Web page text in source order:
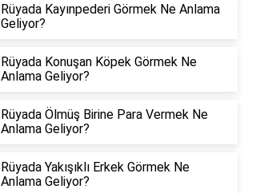
Rüyada Kayınpederi Görmek Ne Anlama
Geliyor?
Rüyada Konuşan Köpek Görmek Ne
Anlama Geliyor?
Rüyada Ölmüş Birine Para Vermek Ne
Anlama Geliyor?
Rüyada Yakışıklı Erkek Görmek Ne
Anlama Geliyor?